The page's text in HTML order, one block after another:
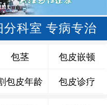
科室 专病专治
包茎
包皮年龄
包皮嵌顿
包皮诊疗